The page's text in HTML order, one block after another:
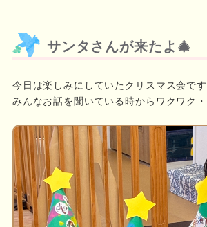
サンタさんが来たよ🎄
今日は楽しみにしていたクリスマス会です
みんなお話を聞いている時からワクワク・